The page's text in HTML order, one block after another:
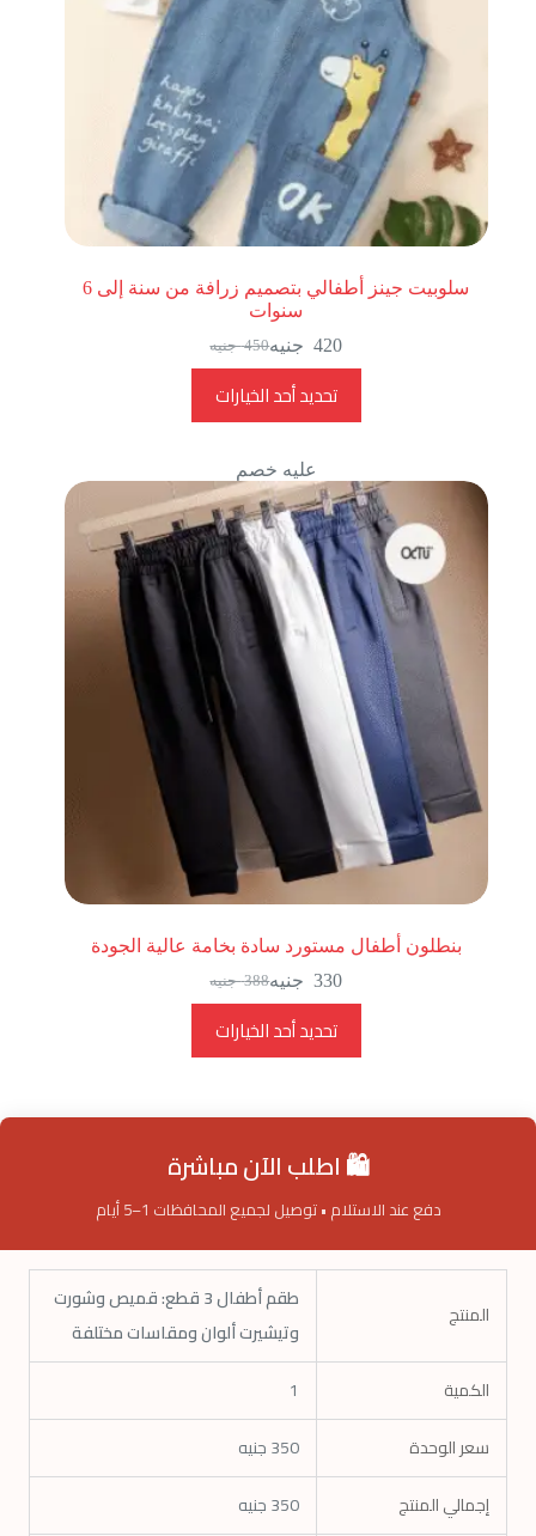
سلوبيت جينز أطفالي بتصميم زرافة من سنة إلى 6
سنوات
450 جنيه 420 جنيه
تحديد أحد الخيارات
عليه خصم
بنطلون أطفال مستورد سادة بخامة عالية الجودة
388 جنيه 330 جنيه
تحديد أحد الخيارات
🛍️ اطلب الآن مباشرة
دفع عند الاستلام • توصيل لجميع المحافظات 1–5 أيام
المنتج
طقم أطفال 3 قطع: قميص وشورت
وتيشيرت ألوان ومقاسات مختلفة
الكمية
1
سعر الوحدة
350جنيه
إجمالي المنتج
350جنيه